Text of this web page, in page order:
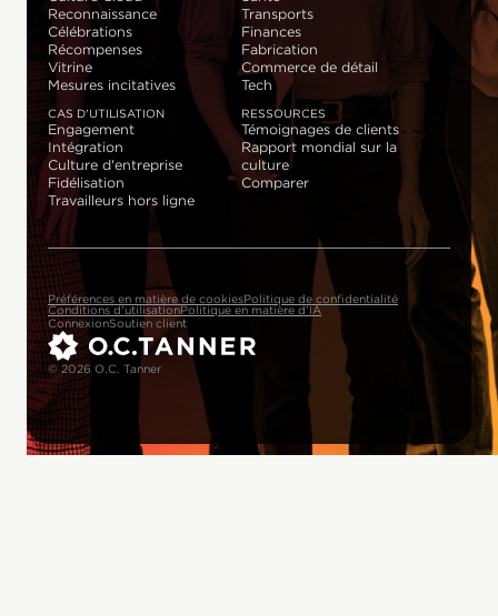
Reconnaissance
Célébrations
Récompenses
Vitrine
Mesures incitatives
Transports
Finances
Fabrication
Commerce de détail
Tech
CAS D'UTILISATION
Engagement
Intégration
Culture d'entreprise
Fidélisation
Travailleurs hors ligne
RESSOURCES
Témoignages de clients
Rapport mondial sur la
culture
Comparer
Préférences en matière de cookiesPolitique de confidentialité
Conditions d'utilisationPolitique en matière d'IA
ConnexionSoutien client
© 2026 O.C. Tanner